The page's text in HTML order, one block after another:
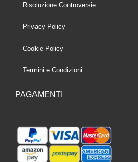
Risoluzione Controversie
Privacy Policy
Cookie Policy
Termini e Condizioni
PAGAMENTI